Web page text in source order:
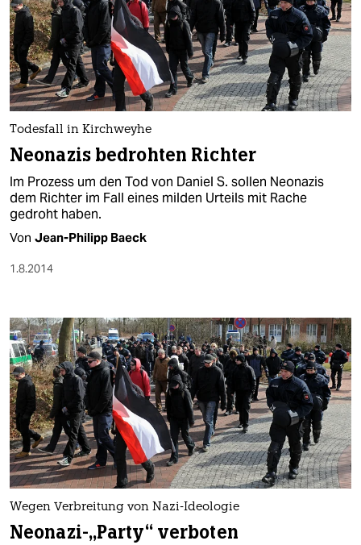
Todesfall in Kirchweyhe
Neonazis bedrohten Richter
Im Prozess um den Tod von Daniel S. sollen Neonazis
dem Richter im Fall eines milden Urteils mit Rache
gedroht haben.
Von Jean-Philipp Baeck
1.8.2014
Wegen Verbreitung von Nazi-Ideologie
Neonazi-„Party“ verboten